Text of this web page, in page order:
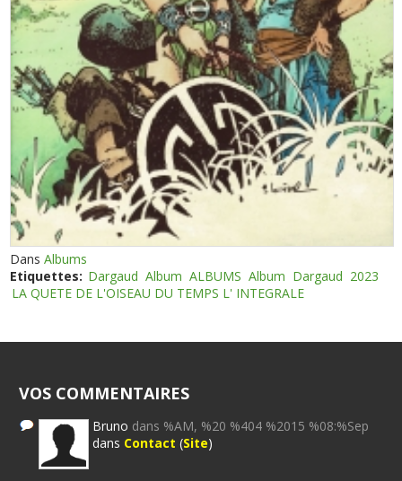
DansAlbums
Etiquettes: Dargaud Album ALBUMS Album Dargaud 2023
LA QUETE DE L'OISEAU DU TEMPS L' INTEGRALE
VOS COMMENTAIRES
Bruno dans %AM, %20 %404 %2015 %08:%Sep
dans Contact (Site)